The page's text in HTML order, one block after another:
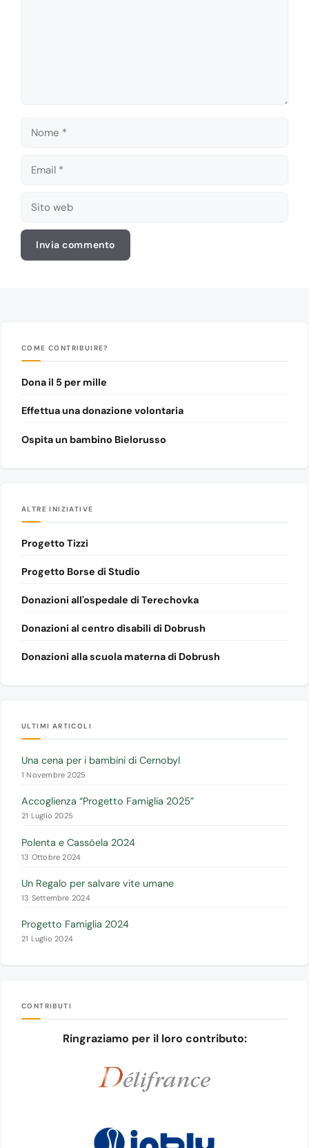
Nome
Email
Sito
COME CONTRIBUIRE?
Dona il 5 per mille
Effettua una donazione volontaria
Ospita un bambino Bielorusso
ALTRE INIZIATIVE
Progetto Tizzi
Progetto Borse di Studio
Donazioni all'ospedale di Terechovka
Donazioni al centro disabili di Dobrush
Donazioni alla scuola materna di Dobrush
ULTIMI ARTICOLI
Una cena per i bambini di Cernobyl
1 Novembre 2025
Accoglienza “Progetto Famiglia 2025”
21 Luglio 2025
Polenta e Cassöela 2024
13 Ottobre 2024
Un Regalo per salvare vite umane
13 Settembre 2024
Progetto Famiglia 2024
21 Luglio 2024
CONTRIBUTI
Ringraziamo per il loro contributo: